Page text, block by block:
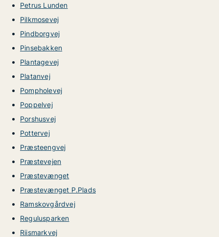
Petrus Lunden
Pilkmosevej
Pindborgvej
Pinsebakken
Plantagevej
Platanvej
Pompholevej
Poppelvej
Porshusvej
Pottervej
Præsteengvej
Præstevejen
Præstevænget
Præstevænget P.Plads
Ramskovgårdvej
Regulusparken
Riismarkvej